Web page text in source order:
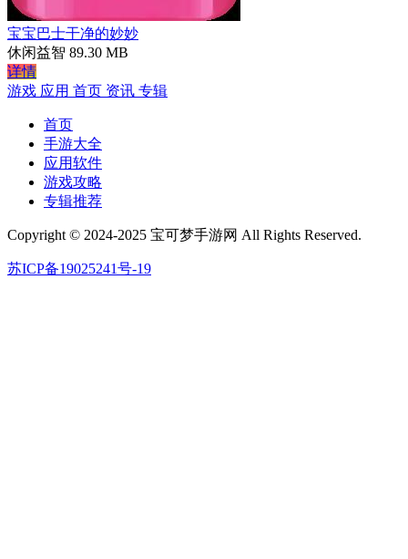
宝宝巴士干净的妙妙
休闲益智 89.30 MB
详情
游戏 应用 首页 资讯 专辑
首页
手游大全
应用软件
游戏攻略
专辑推荐
Copyright © 2024-2025 宝可梦手游网 All Rights Reserved.
苏ICP备19025241号-19